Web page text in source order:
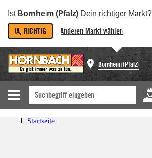
Ist Bornheim (Pfalz) Dein richtiger Markt?
JA, RICHTIG Anderen Markt wählen
Bornheim (Pfalz)
Startseite